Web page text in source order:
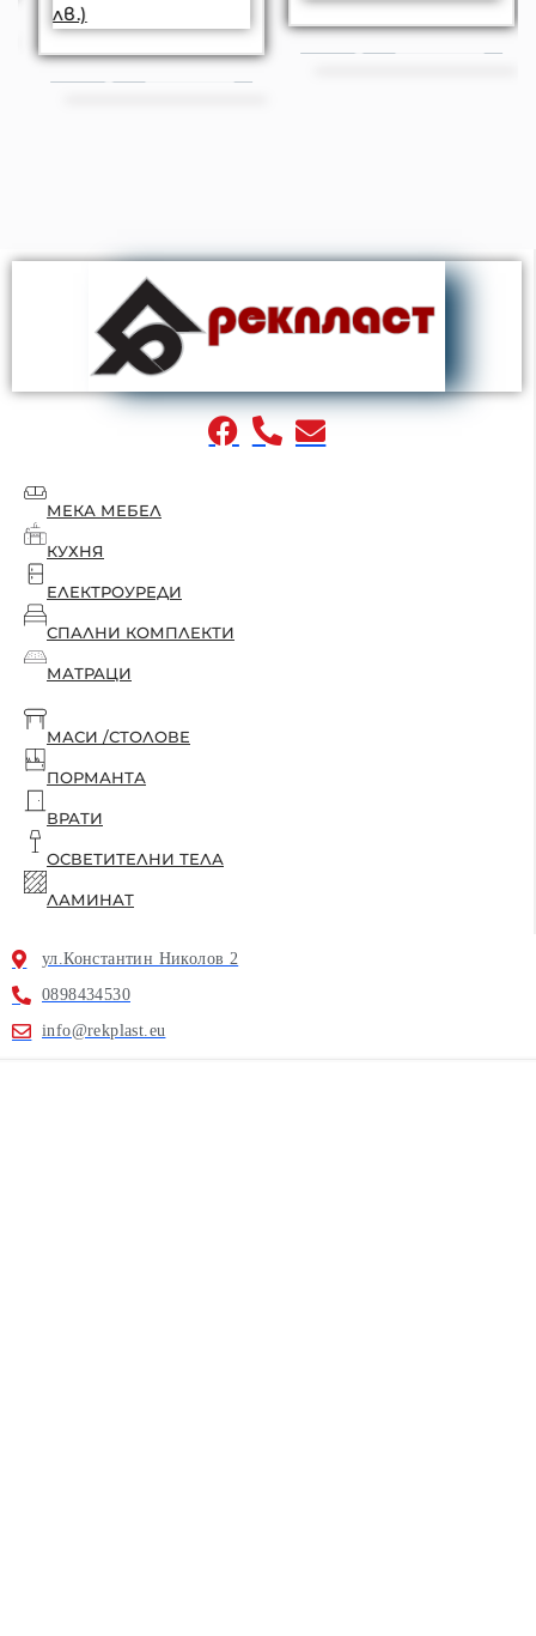
лв.)
МЕКА МЕБЕЛ
КУХНЯ
ЕЛЕКТРОУРЕДИ
СПАЛНИ КОМПЛЕКТИ
МАТРАЦИ
МАСИ /СТОЛОВЕ
ПОРМАНТА
ВРАТИ
ОСВЕТИТЕЛНИ ТЕЛА
ЛАМИНАТ
ул.Константин Николов 2
0898434530
info@rekplast.eu